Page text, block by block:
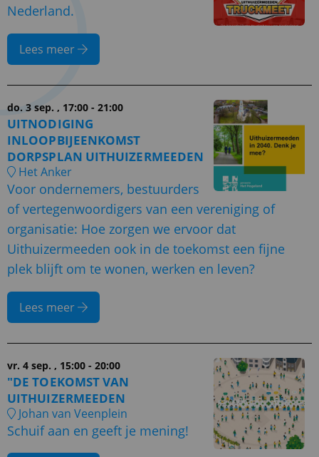
Nederland.
Lees meer
do. 3 sep. , 17:00 - 21:00
UITNODIGING
INLOOPBIJEENKOMST
DORPSPLAN UITHUIZERMEEDEN
Het Anker
Voor ondernemers, bestuurders
of vertegenwoordigers van een vereniging of
organisatie: Hoe zorgen we ervoor dat
Uithuizermeeden ook in de toekomst een fijne
plek blijft om te wonen, werken en leven?
Lees meer
vr. 4 sep. , 15:00 - 20:00
"DE TOEKOMST VAN
UITHUIZERMEEDEN
Johan van Veenplein
Schuif aan en geeft je mening!